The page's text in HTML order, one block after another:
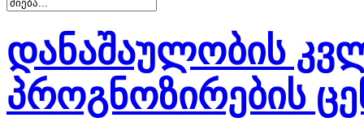
დანაშაულობის
პროგნოზირების